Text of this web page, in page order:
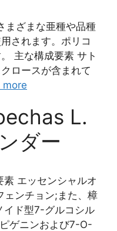
ざまな亜種や品種
されます。ポリコ
主な構成要素 サト
ロースが含まれて
more
L.
ダー
エッセンシャルオ
ンチョン;また、樟
イド型7-グルコシル
ゲニンおよび7-O-